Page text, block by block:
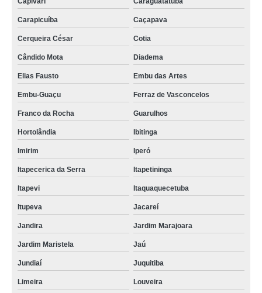
Carapicuíba Caçapava
Cerqueira César Cotia
Cândido Mota Diadema
Elias Fausto Embu das Artes
Embu-Guaçu Ferraz de Vasconcelos
Franco da Rocha Guarulhos
Hortolândia Ibitinga
Imirim Iperó
Itapecerica da Serra Itapetininga
Itapevi Itaquaquecetuba
Itupeva Jacareí
Jandira Jardim Marajoara
Jardim Maristela Jaú
Jundiaí Juquitiba
Limeira Louveira